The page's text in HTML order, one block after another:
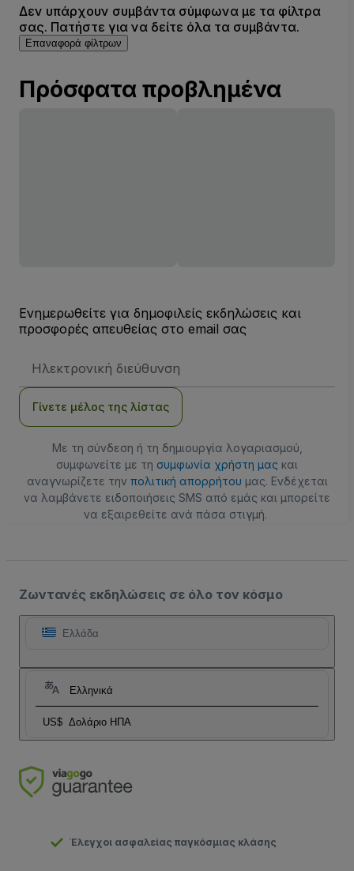
Δεν υπάρχουν συμβάντα σύμφωνα με τα φίλτρα
σας. Πατήστε για να δείτε όλα τα συμβάντα.
Επαναφορά φίλτρων
Πρόσφατα προβλημένα
Ενημερωθείτε για δημοφιλείς εκδηλώσεις και
προσφορές απευθείας στο email σας
Email
Γίνετε μέλος της λίστας
Με τη σύνδεση ή τη δημιουργία λογαριασμού,
συμφωνείτε με τη συμφωνία χρήστη μας και
αναγνωρίζετε την πολιτική απορρήτου μας. Ενδέχεται
να λαμβάνετε ειδοποιήσεις SMS από εμάς και μπορείτε
να εξαιρεθείτε ανά πάσα στιγμή.
Ζωντανές εκδηλώσεις σε όλο τον κόσμο
Ελλάδα
Ελληνικά
US$ Δολάριο ΗΠΑ
Έλεγχοι ασφαλείας παγκόσμιας κλάσης